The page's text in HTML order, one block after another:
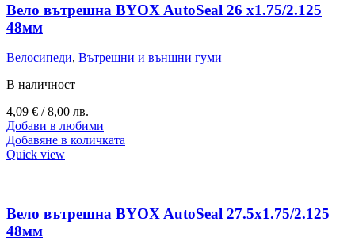
Вело вътрешна BYOX AutoSeal 26 х1.75/2.125
48мм
Велосипеди, Вътрешни и външни гуми
В наличност
4,09 € / 8,00 лв.
Добави в любими
Добавяне в количката
Quick view
Вело вътрешна BYOX AutoSeal 27.5х1.75/2.125
48мм